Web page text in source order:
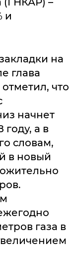
и
на
глава
что
начнет
году, а в
словам,
в новый
газа в